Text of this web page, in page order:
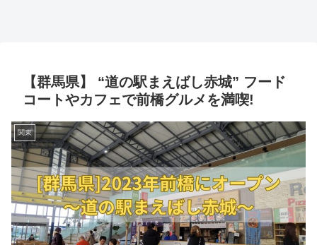
【群馬県】 “道の駅まえばし赤城” フード
コートやカフェで前橋グルメを満喫!
関東